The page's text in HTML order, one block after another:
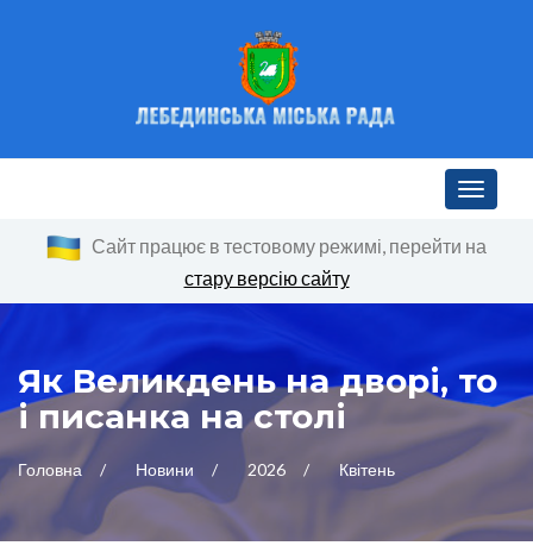
Toggle
Сайт працює в тестовому режимі, перейти на
стару версію сайту
Як Великдень на дворі, то
і писанка на столі
Головна Новини 2026 Квітень